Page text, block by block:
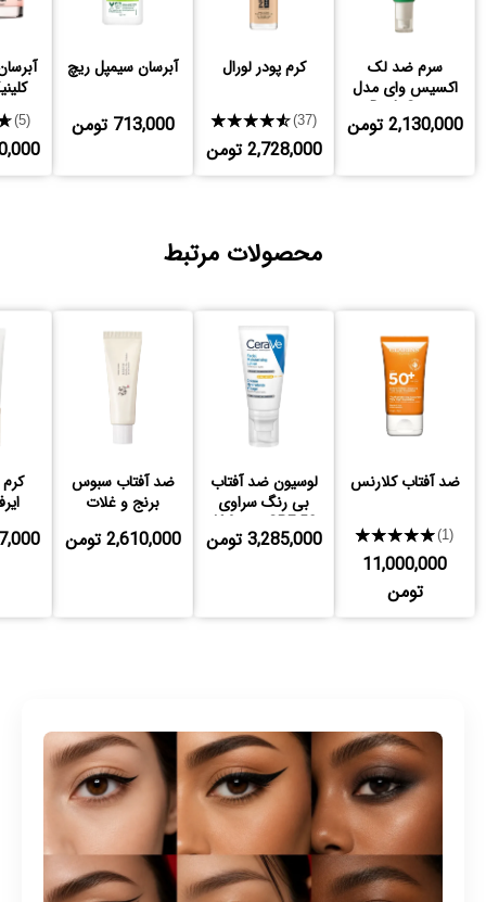
سرم ضد لک
اکسیس وای مدل
Dark Spot
2,130,000 تومن
کرم پودر لورال
★★★★★(37)
2,728,000 تومن
آبرسان سیمپل ریچ
713,000 تومن (5)
محصولات مرتبط
ضد آفتاب کلارنس
★★★★★(1)
11,000,000
تومن
لوسیون ضد آفتاب
بی رنگ سراوی
SPF 50 مدل AM
3,285,000 تومن
ضد آفتاب سبوس
برنج و غلات
آف جوسان
2,610,000 تومن